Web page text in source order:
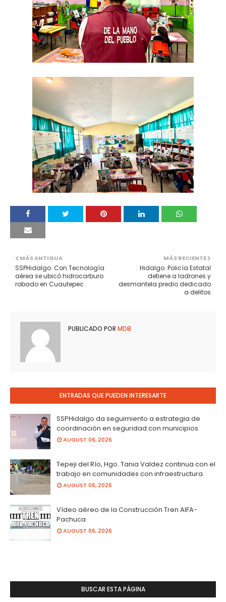
MÁS RECIENTE
Hidalgo. Policía Estatal
detiene a ladrones y
desmantela predio dedicado
a delitos
MÁS ANTIGUA
SSPHidalgo. Con Tecnología
aérea se ubicó hidrocarburo
robado en Cuautepec
PUBLICADO POR MDB
ENTRADAS QUE PUEDEN INTERESARTE
SSPHidalgo da seguimiento a estrategia de
coordinación en seguridad con municipios
AUGUST 06, 2026
Tepeji del Río, Hgo. Tania Valdez continua con el
trabajo en comunidades con infraestructura
AUGUST 06, 2026
Vídeo aéreo de la Construcción Tren AIFA-
Pachuca
AUGUST 06, 2026
BUSCAR ESTA PÁGINA